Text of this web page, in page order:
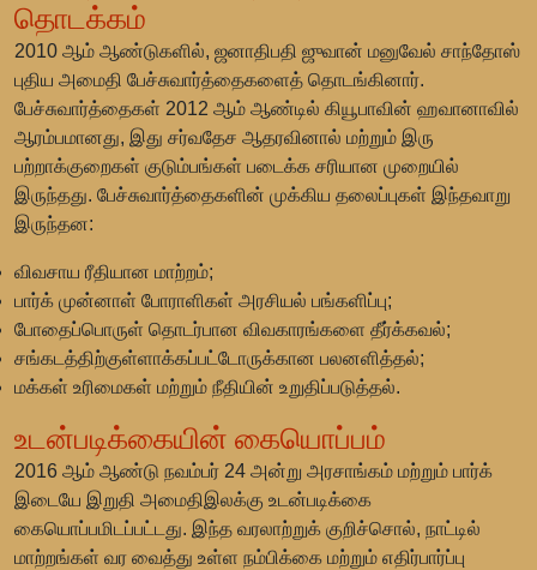
தொடக்கம்
2010 ஆம் ஆண்டுகளில், ஜனாதிபதி ஜுவான் மனுவேல் சாந்தோஸ்
புதிய அமைதி பேச்சுவார்த்தைகளைத் தொடங்கினார்.
பேச்சுவார்த்தைகள் 2012 ஆம் ஆண்டில் கியூபாவின் ஹவானாவில்
ஆரம்பமானது, இது சர்வதேச ஆதரவினால் மற்றும் இரு
பற்றாக்குறைகள் குடும்பங்கள் படைக்க சரியான முறையில்
இருந்தது. பேச்சுவார்த்தைகளின் முக்கிய தலைப்புகள் இந்தவாறு
இருந்தன:
விவசாய ரீதியான மாற்றம்;
பார்க் முன்னாள் போராளிகள் அரசியல் பங்களிப்பு;
போதைப்பொருள் தொடர்பான விவகாரங்களை தீர்க்கவல்;
சங்கடத்திற்குள்ளாக்கப்பட்டோருக்கான பலனளித்தல்;
மக்கள் உரிமைகள் மற்றும் நீதியின் உறுதிப்படுத்தல்.
உடன்படிக்கையின் கையொப்பம்
2016 ஆம் ஆண்டு நவம்பர் 24 அன்று அரசாங்கம் மற்றும் பார்க்
இடையே இறுதி அமைதிஇலக்கு உடன்படிக்கை
கையொப்பமிடப்பட்டது. இந்த வரலாற்றுக் குறிச்சொல், நாட்டில்
மாற்றங்கள் வர வைத்து உள்ள நம்பிக்கை மற்றும் எதிர்பார்ப்பு